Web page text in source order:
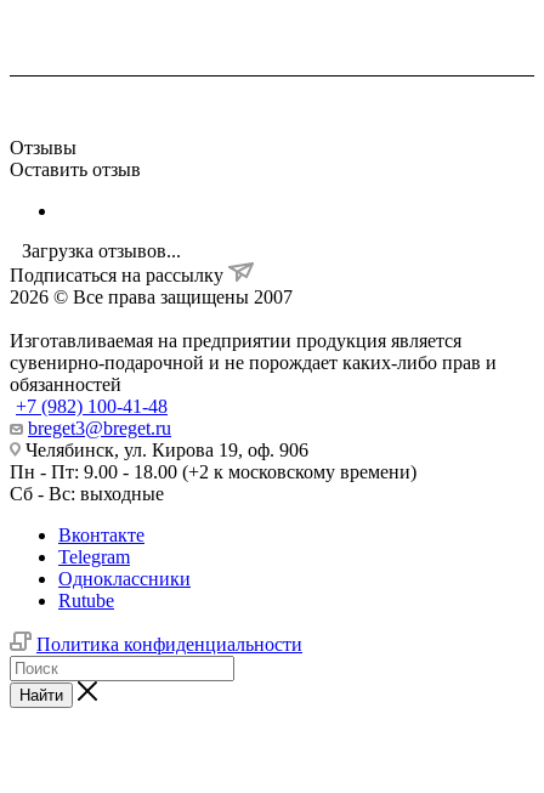
Отзывы
Оставить отзыв
Загрузка отзывов...
Подписаться на рассылку
2026 © Все права защищены 2007
Изготавливаемая на предприятии продукция является
сувенирно-подарочной и не порождает каких-либо прав и
обязанностей
+7 (982) 100-41-48
breget3@breget.ru
Челябинск, ул. Кирова 19, оф. 906
Пн - Пт: 9.00 - 18.00 (+2 к московскому времени)
Сб - Вс: выходные
Вконтакте
Telegram
Одноклассники
Rutube
Политика конфиденциальности
Найти